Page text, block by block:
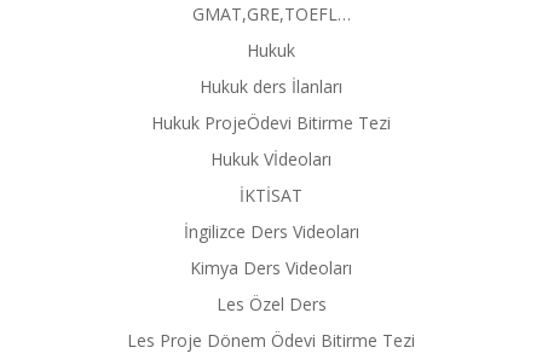
GMAT,GRE,TOEFL…
Hukuk
Hukuk ders İlanları
Hukuk ProjeÖdevi Bitirme Tezi
Hukuk Vİdeoları
İKTİSAT
İngilizce Ders Videoları
Kimya Ders Videoları
Les Özel Ders
Les Proje Dönem Ödevi Bitirme Tezi